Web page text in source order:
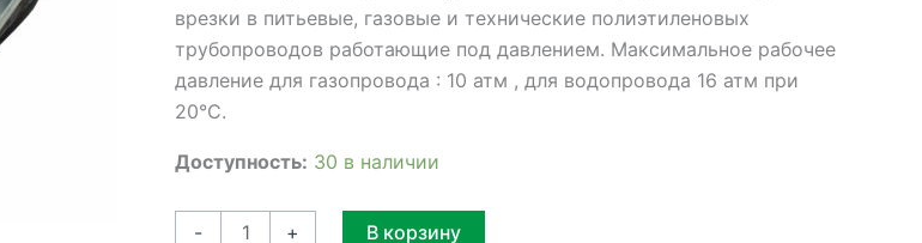
врезки в питьевые, газовые и технические полиэтиленовых
трубопроводов работающие под давлением. Максимальное рабочее
давление для газопровода : 10 атм , для водопровода 16 атм при
20°C.
Доступность: 30 в наличии
- + В корзину